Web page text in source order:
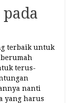
terbaik untuk
terus-
nanti
yang harus